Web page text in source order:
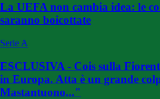
La UEFA non cambia idea: le
saranno boicottate
Serie A
ESCLUSIVA - Cois sulla
in Europa. Atta è un grande
Mastantuono..."